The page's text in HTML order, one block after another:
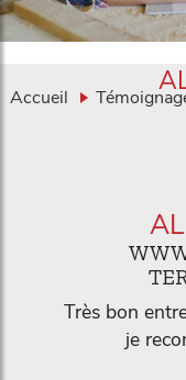
Accueil
Très bon
je